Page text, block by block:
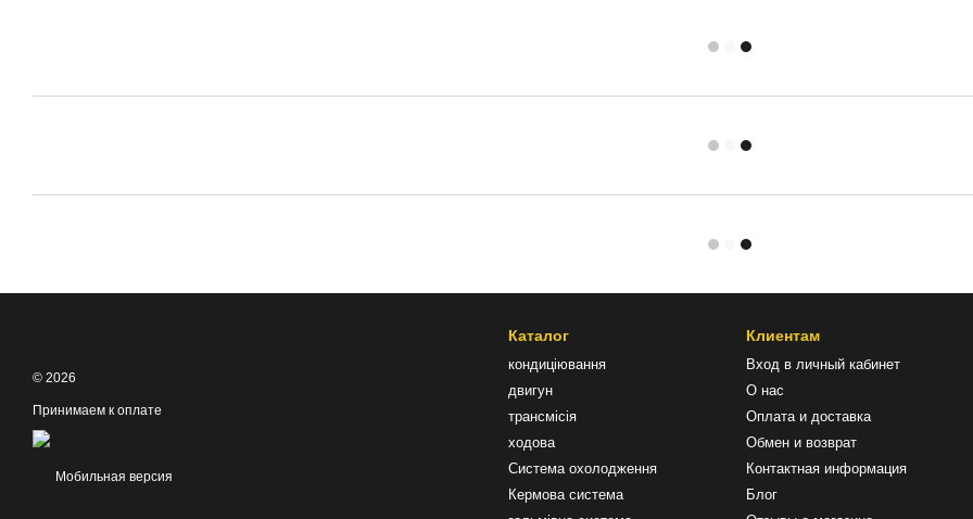
© 2026
Принимаем к оплате
Мобильная версия
Каталог
кондиціювання
двигун
трансмісія
ходова
Система охолодження
Кермова система
Клиентам
Вход в личный кабинет
О нас
Оплата и доставка
Обмен и возврат
Контактная информация
Блог